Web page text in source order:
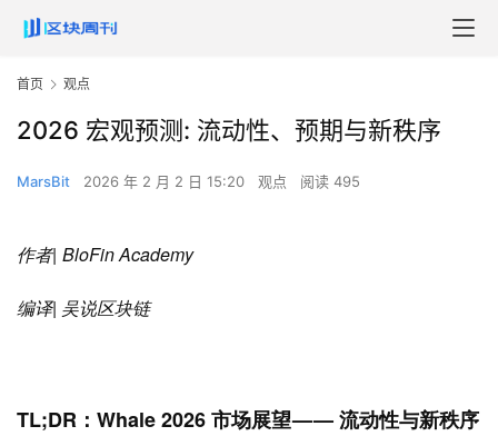
首页 观点
2026 宏观预测: 流动性、预期与新秩序
MarsBit 2026 年 2 月 2 日 15:20 观点 阅读 495
作者| BloFin Academy
编译| 吴说区块链
TL;DR：Whale 2026 市场展望 — — 流动性与新秩序